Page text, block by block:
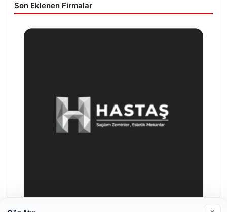
Son Eklenen Firmalar